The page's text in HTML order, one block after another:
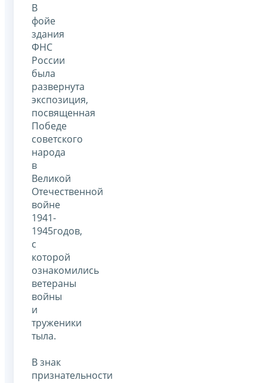
В
фойе
здания
ФНС
России
была
развернута
экспозиция,
посвященная
Победе
советского
народа
в
Великой
Отечественной
войне
1941-
1945годов,
с
которой
ознакомились
ветераны
войны
и
труженики
тыла.
В знак
признательности